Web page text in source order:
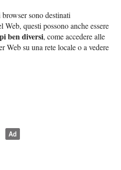
sono destinati
questi possono anche essere
ben diversi, come accedere alle
Web su una rete locale o a vedere